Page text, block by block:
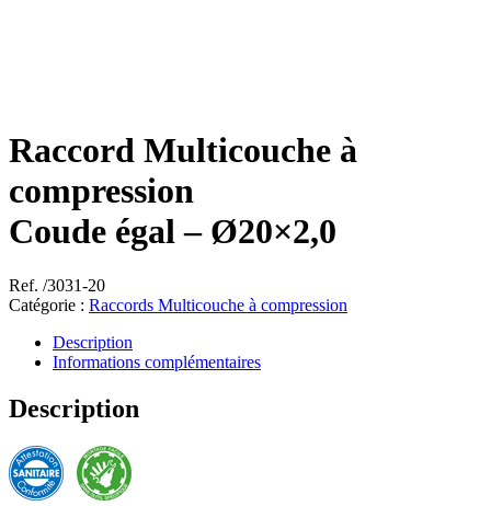
Raccord Multicouche à
compression
Coude égal – Ø20×2,0
Ref. /3031-20
Catégorie : Raccords Multicouche à compression
Description
Informations complémentaires
Description